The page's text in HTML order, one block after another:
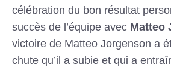
célébration du bon résultat
succès de l’équipe avec Matteo
victoire de Matteo Jorgenson a
chute qu’il a subie et qui a